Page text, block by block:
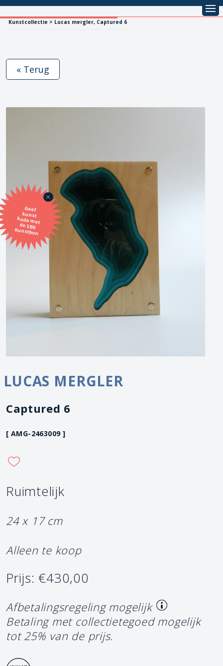
Kunstcollectie > Lucas mergler, Captured 6
Geef
kunst
kado met
de SBK
Kunstbon
« Terug
LUCAS MERGLER
Captured 6
[ AMG-2463009 ]
Ruimtelijk
24 x 17 cm
Alleen te koop
Prijs: €430,00
Afbetalingsregeling mogelijk
Betaling met collectietegoed mogelijk
tot 25% van de prijs.